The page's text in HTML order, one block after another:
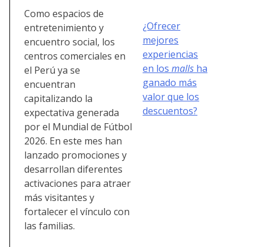
Como espacios de
entretenimiento y
encuentro social, los
centros comerciales en
el Perú ya se
encuentran
capitalizando la
expectativa generada
por el Mundial de Fútbol
2026. En este mes han
lanzado promociones y
desarrollan diferentes
activaciones para atraer
más visitantes y
fortalecer el vínculo con
las familias.
¿Ofrecer
mejores
experiencias
en los malls ha
ganado más
valor que los
descuentos?